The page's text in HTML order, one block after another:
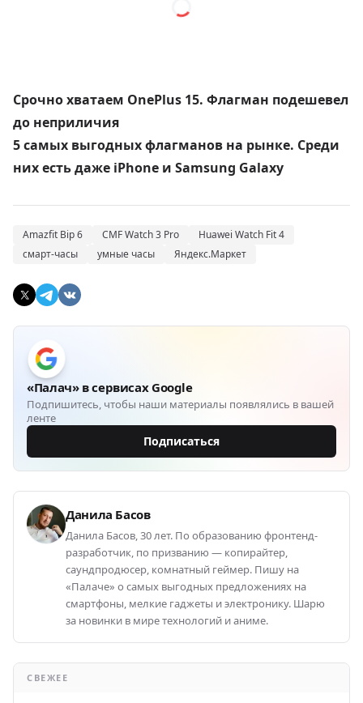
Срочно хватаем OnePlus 15. Флагман подешевел
до неприличия
5 самых выгодных флагманов на рынке. Среди
них есть даже iPhone и Samsung Galaxy
Amazfit Bip 6 CMF Watch 3 Pro
Huawei Watch Fit 4
смарт-часы
умные часы Яндекс.Маркет
«Палач» в сервисах Google
Подпишитесь, чтобы наши материалы появлялись в вашей
ленте
Подписаться
Данила Басов
Данила Басов, 30 лет. По образованию фронтенд-
разработчик, по призванию — копирайтер,
саундпродюсер, комнатный геймер. Пишу на
«Палаче» о самых выгодных предложениях на
смартфоны, мелкие гаджеты и электронику. Шарю
за новинки в мире технологий и аниме.
СВЕЖЕЕ